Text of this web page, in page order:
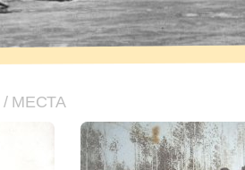
/ МЕСТА